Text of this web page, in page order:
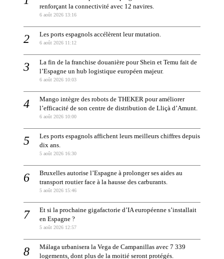
renforçant la connectivité avec 12 navires.
6 août 2026 13:16
Les ports espagnols accélèrent leur mutation.
6 août 2026 11:12
La fin de la franchise douanière pour Shein et Temu fait de
l’Espagne un hub logistique européen majeur.
6 août 2026 10:03
Mango intègre des robots de THEKER pour améliorer
l’efficacité de son centre de distribution de Lliçà d’Amunt.
6 août 2026 10:00
Les ports espagnols affichent leurs meilleurs chiffres depuis
dix ans.
5 août 2026 16:30
Bruxelles autorise l’Espagne à prolonger ses aides au
transport routier face à la hausse des carburants.
5 août 2026 15:46
Et si la prochaine gigafactorie d’IA européenne s’installait
en Espagne ?
5 août 2026 12:57
Málaga urbanisera la Vega de Campanillas avec 7 339
logements, dont plus de la moitié seront protégés.